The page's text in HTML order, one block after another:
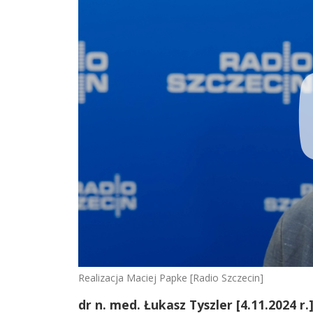
Realizacja Maciej Papke [Radio Szczecin]
dr n. med. Łukasz Tyszler [4.11.2024 r.]